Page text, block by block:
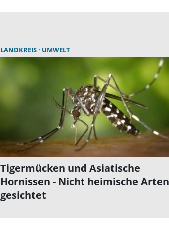
LANDKREIS UMWELT
Tigermücken und Asiatische
Hornissen - Nicht heimische Arten
gesichtet